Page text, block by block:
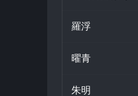
羅浮
曜青
朱明